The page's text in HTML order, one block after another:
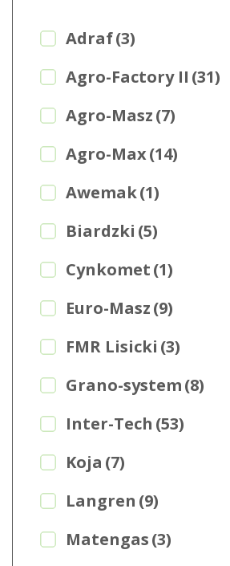
Adraf(3)
Agro-Factory II (31)
Agro-Masz(7)
Agro-Max(14)
Awemak(1)
Biardzki (5)
Cynkomet(1)
Euro-Masz(9)
FMR Lisicki (3)
Grano-system(8)
Inter-Tech (53)
Koja (7)
Langren (9)
Matengas(3)